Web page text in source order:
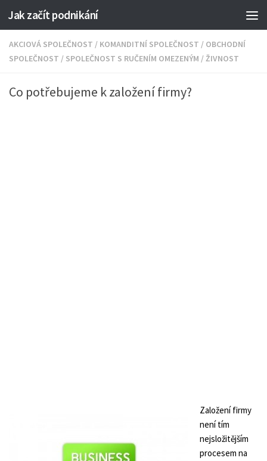
Jak začít podnikání
AKCIOVÁ SPOLEČNOST / KOMANDITNÍ SPOLEČNOST / OBCHODNÍ
SPOLEČNOST / SPOLEČNOST S RUČENÍM OMEZENÝM /ŽIVNOST
Co potřebujeme k založení firmy?
Založení firmy
není tím
nejsložitějším
procesem na